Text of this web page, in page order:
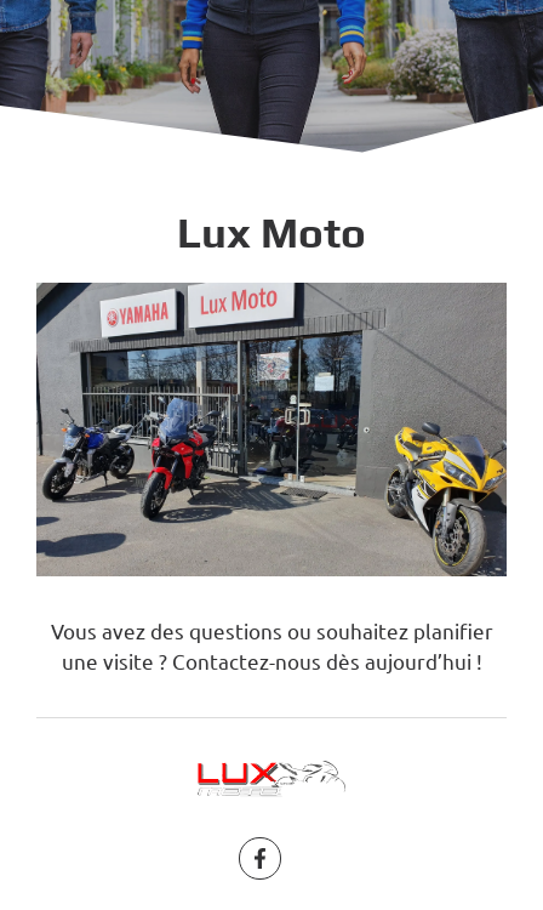
Lux Moto
Vous avez des questions ou souhaitez planifier
une visite ? Contactez-nous dès aujourd’hui !